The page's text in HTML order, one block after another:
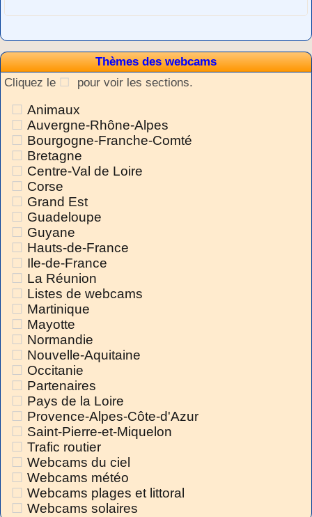
Thèmes des webcams
Cliquez le
pour voir les sections.
Animaux
Auvergne-Rhône-Alpes
Bourgogne-Franche-Comté
Bretagne
Centre-Val de Loire
Corse
Grand Est
Guadeloupe
Guyane
Hauts-de-France
Ile-de-France
La Réunion
Listes de webcams
Martinique
Mayotte
Normandie
Nouvelle-Aquitaine
Occitanie
Partenaires
Pays de la Loire
Provence-Alpes-Côte-d'Azur
Saint-Pierre-et-Miquelon
Trafic routier
Webcams du ciel
Webcams météo
Webcams plages et littoral
Webcams solaires